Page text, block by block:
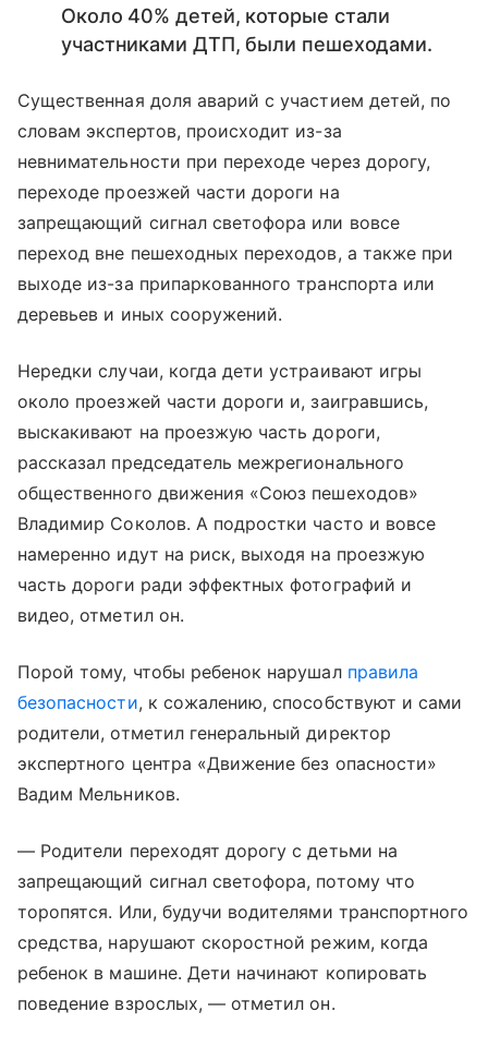
Около 40% детей, которые стали
участниками ДТП, были пешеходами.
Существенная доля аварий с участием детей, по
словам экспертов, происходит из-за
невнимательности при переходе через дорогу,
переходе проезжей части дороги на
запрещающий сигнал светофора или вовсе
переход вне пешеходных переходов, а также при
выходе из-за припаркованного транспорта или
деревьев и иных сооружений.
Нередки случаи, когда дети устраивают игры
около проезжей части дороги и, заигравшись,
выскакивают на проезжую часть дороги,
рассказал председатель межрегионального
общественного движения «Союз пешеходов»
Владимир Соколов. А подростки часто и вовсе
намеренно идут на риск, выходя на проезжую
часть дороги ради эффектных фотографий и
видео, отметил он.
Порой тому, чтобы ребенок нарушал правила
безопасности, к сожалению, способствуют и сами
родители, отметил генеральный директор
экспертного центра «Движение без опасности»
Вадим Мельников.
— Родители переходят дорогу с детьми на
запрещающий сигнал светофора, потому что
торопятся. Или, будучи водителями транспортного
средства, нарушают скоростной режим, когда
ребенок в машине. Дети начинают копировать
поведение взрослых, — отметил он.